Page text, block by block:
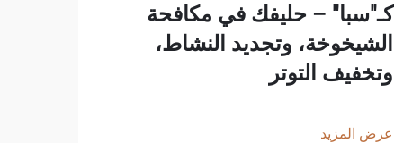
كـ"سبا" – حليفك في مكافحة
الشيخوخة، وتجديد النشاط،
وتخفيف التوتر
عرض المزيد